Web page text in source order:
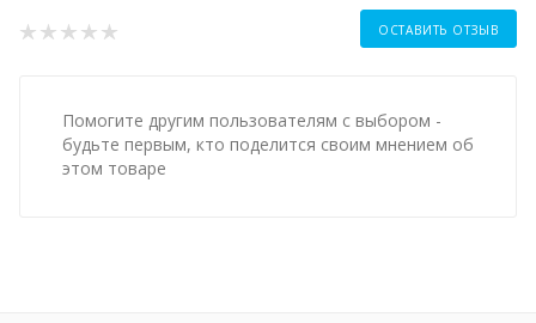
ОСТАВИТЬ ОТЗЫВ
Помогите другим пользователям с выбором -
будьте первым, кто поделится своим мнением об
этом товаре